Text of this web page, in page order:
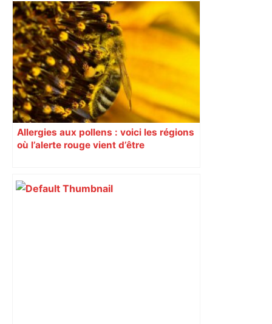
Allergies aux pollens : voici les régions
où l’alerte rouge vient d’être